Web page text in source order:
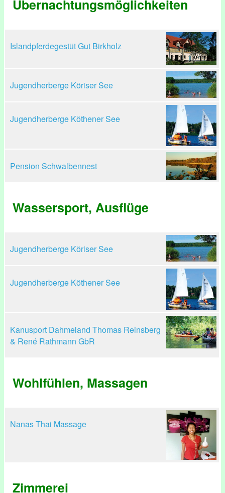
Übernachtungsmöglichkeiten
Islandpferdegestüt Gut Birkholz
Jugendherberge Köriser See
Jugendherberge Köthener See
Pension Schwalbennest
Wassersport, Ausflüge
Jugendherberge Köriser See
Jugendherberge Köthener See
Kanusport Dahmeland Thomas Reinsberg
& René Rathmann GbR
Wohlfühlen, Massagen
Nanas Thai Massage
Zimmerei